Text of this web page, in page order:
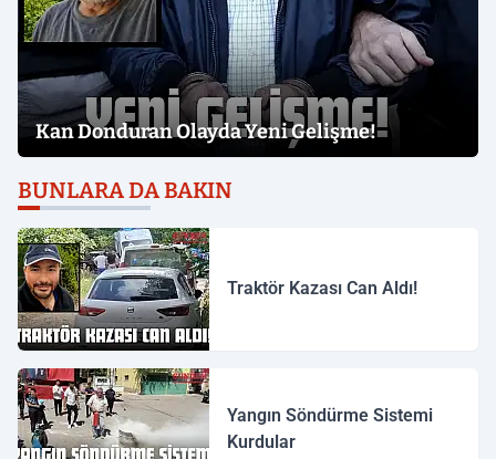
Kan Donduran Olayda Yeni Gelişme!
BUNLARA DA BAKIN
Traktör Kazası Can Aldı!
Yangın Söndürme Sistemi
Kurdular